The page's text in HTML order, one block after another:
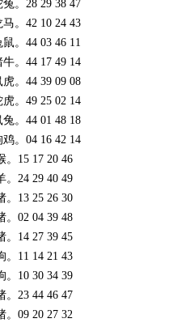
。28 29 38 47
。42 10 24 43
。44 03 46 11
。44 17 49 14
。44 39 09 08
。49 25 02 14
。44 01 48 18
。04 16 42 14
。15 17 20 46
。24 29 40 49
。13 25 26 30
。02 04 39 48
。14 27 39 45
。11 14 21 43
。10 30 34 39
。23 44 46 47
。09 20 27 32